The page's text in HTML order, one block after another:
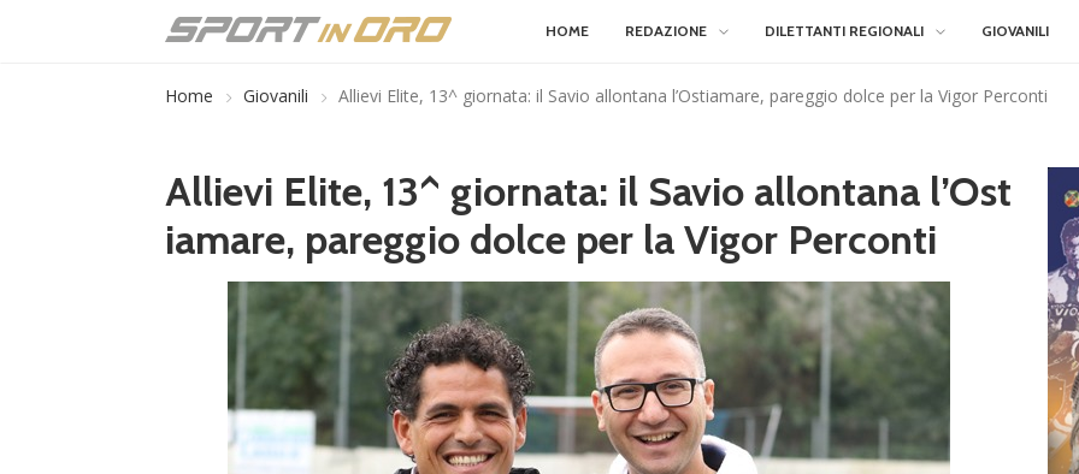
HOME REDAZIONE DILETTANTI REGIONALI GIOVANILI
Home Giovanili Allievi Elite, 13^ giornata: il Savio allontana l’Ostiamare, pareggio dolce per la Vigor Perconti
Allievi Elite, 13^ giornata: il Savio allontana l’Ost
iamare, pareggio dolce per la Vigor Perconti